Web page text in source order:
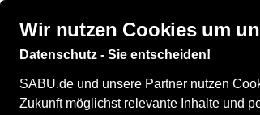
Wir nutzen Cookies um
Datenschutz - Sie entscheiden!
SABU.de und unsere Partner nutzen
Zukunft möglichst relevante Inhalte und
Damenschuhe Herrenschuhe